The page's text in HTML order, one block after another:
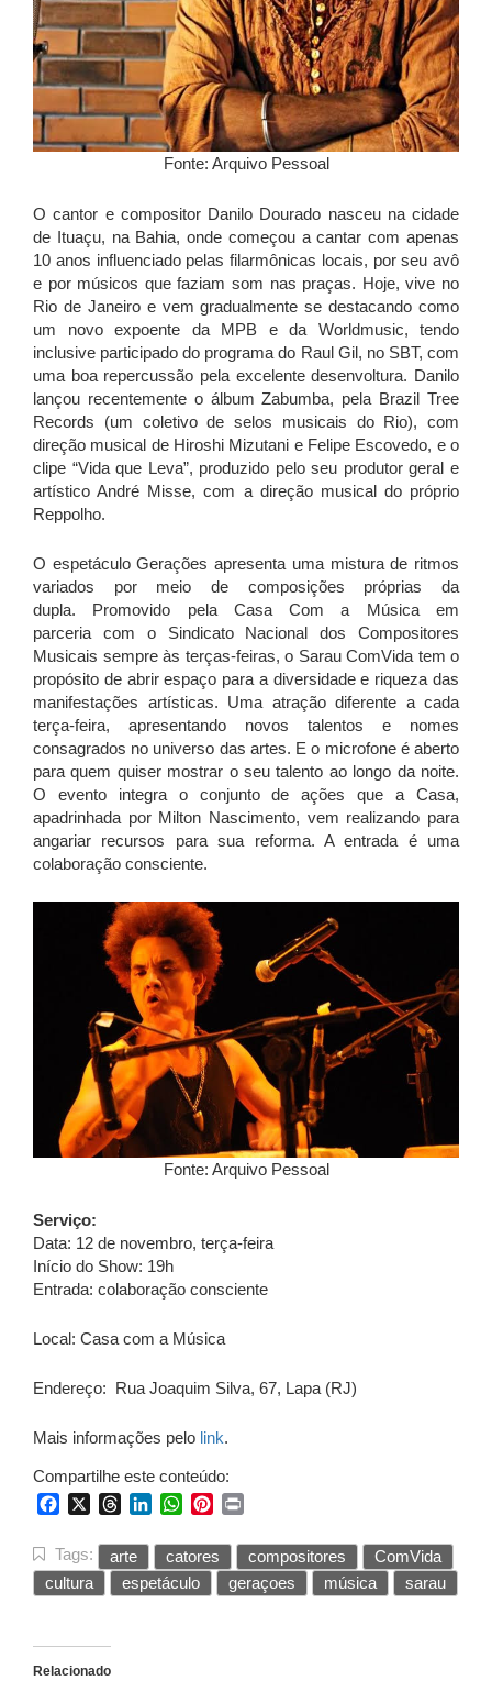
Fonte: Arquivo Pessoal
O cantor e compositor Danilo Dourado nasceu na cidade
de Ituaçu, na Bahia, onde começou a cantar com apenas
10 anos influenciado pelas filarmônicas locais, por seu avô
e por músicos que faziam som nas praças. Hoje, vive no
Rio de Janeiro e vem gradualmente se destacando como
um novo expoente da MPB e da Worldmusic, tendo
inclusive participado do programa do Raul Gil, no SBT, com
uma boa repercussão pela excelente desenvoltura. Danilo
lançou recentemente o álbum Zabumba, pela Brazil Tree
Records (um coletivo de selos musicais do Rio), com
direção musical de Hiroshi Mizutani e Felipe Escovedo, e o
clipe “Vida que Leva”, produzido pelo seu produtor geral e
artístico André Misse, com a direção musical do próprio
Reppolho.
O espetáculo Gerações apresenta uma mistura de ritmos
variados por meio de composições próprias da
dupla.
Promovido pela Casa Com a Música em
parceria com o Sindicato Nacional dos Compositores
Musicais sempre às terças-feiras, o Sarau ComVida tem o
propósito de abrir espaço para a diversidade e riqueza das
manifestações artísticas. Uma atração diferente a cada
terça-feira, apresentando novos talentos e nomes
consagrados no universo das artes. E o microfone é aberto
para quem quiser mostrar o seu talento ao longo da noite.
O evento integra o conjunto de ações que a Casa,
apadrinhada por Milton Nascimento, vem realizando para
angariar recursos para sua reforma. A entrada é uma
colaboração consciente.
Fonte: Arquivo Pessoal
Serviço:
Data: 12 de novembro, terça-feira
Início do Show: 19h
Entrada: colaboração consciente
Local: Casa com a Música
Endereço: Rua Joaquim Silva, 67, Lapa (RJ)
Mais informações pelo link.
Compartilhe este conteúdo:
FacebookThreadsLinkedInWhatsApp
Pinterest
Tags: arte catores compositores
ComVida
cultura
espetáculo geraçoes música sarau
Relacionado